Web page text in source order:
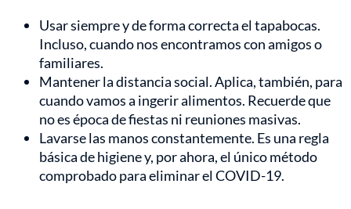
Usar siempre y de forma correcta el tapabocas.
Incluso, cuando nos encontramos con amigos o
familiares.
Mantener la distancia social. Aplica, también, para
cuando vamos a ingerir alimentos. Recuerde que
no es época de fiestas ni reuniones masivas.
Lavarse las manos constantemente. Es una regla
básica de higiene y, por ahora, el único método
comprobado para eliminar el COVID-19.